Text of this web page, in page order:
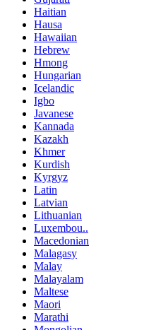
Haitian
Hausa
Hawaiian
Hebrew
Hmong
Hungarian
Icelandic
Igbo
Javanese
Kannada
Kazakh
Khmer
Kurdish
Kyrgyz
Latin
Latvian
Lithuanian
Luxembou..
Macedonian
Malagasy
Malay
Malayalam
Maltese
Maori
Marathi